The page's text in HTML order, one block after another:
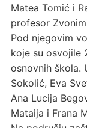
Matea Tomić i
profesor
Pod njegovim
koje su osvojile
osnovnih škola.
Sokolić, Eva
Ana Lucija
Mataija i Frana